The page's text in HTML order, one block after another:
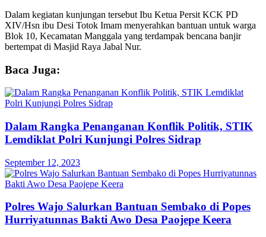
Dalam kegiatan kunjungan tersebut Ibu Ketua Persit KCK PD
XIV/Hsn ibu Desi Totok Imam menyerahkan bantuan untuk warga
Blok 10, Kecamatan Manggala yang terdampak bencana banjir
bertempat di Masjid Raya Jabal Nur.
Baca Juga:
Dalam Rangka Penanganan Konflik Politik, STIK
Lemdiklat Polri Kunjungi Polres Sidrap
September 12, 2023
Polres Wajo Salurkan Bantuan Sembako di Popes
Hurriyatunnas Bakti Awo Desa Paojepe Keera